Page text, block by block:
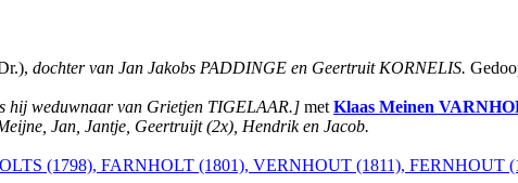
dochter van Jan Jakobs PADDINGE en Geertruit KORNELIS.
hij weduwnaar van Grietjen TIGELAAR.] met Klaas Meinen
Jan, Jantje, Geertruijt (2x), Hendrik en Jacob.
(1798), FARNHOLT (1801), VERNHOUT (1811), FERNHOUT